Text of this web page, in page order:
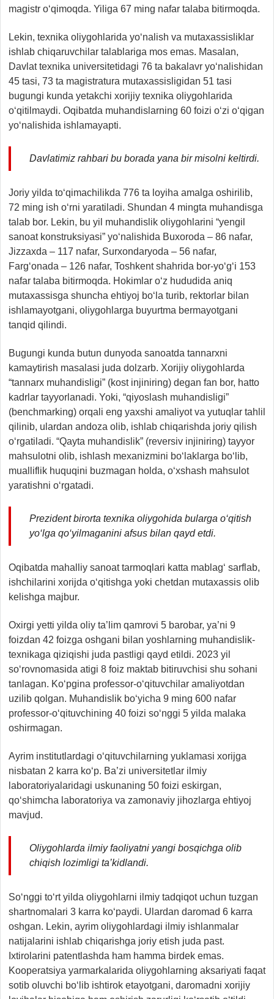
magistr o‘qimoqda. Yiliga 67 ming nafar talaba bitirmoqda.
Lekin, texnika oliygohlarida yo‘nalish va mutaxassisliklar
ishlab chiqaruvchilar talablariga mos emas. Masalan,
Davlat texnika universitetidagi 76 ta bakalavr yo‘nalishidan
45 tasi, 73 ta magistratura mutaxassisligidan 51 tasi
bugungi kunda yetakchi xorijiy texnika oliygohlarida
o‘qitilmaydi. Oqibatda muhandislarning 60 foizi o‘zi o‘qigan
yo‘nalishida ishlamayapti.
Davlatimiz rahbari bu borada yana bir misolni keltirdi.
Joriy yilda to‘qimachilikda 776 ta loyiha amalga oshirilib,
72 ming ish o‘rni yaratiladi. Shundan 4 mingta muhandisga
talab bor. Lekin, bu yil muhandislik oliygohlarini “yengil
sanoat konstruksiyasi” yo‘nalishida Buxoroda – 86 nafar,
Jizzaxda – 117 nafar, Surxondaryoda – 56 nafar,
Farg‘onada – 126 nafar, Toshkent shahrida bor-yo‘g‘i 153
nafar talaba bitirmoqda. Hokimlar o‘z hududida aniq
mutaxassisga shuncha ehtiyoj bo‘la turib, rektorlar bilan
ishlamayotgani, oliygohlarga buyurtma bermayotgani
tanqid qilindi.
Bugungi kunda butun dunyoda sanoatda tannarxni
kamaytirish masalasi juda dolzarb. Xorijiy oliygohlarda
“tannarx muhandisligi” (kost injiniring) degan fan bor, hatto
kadrlar tayyorlanadi. Yoki, “qiyoslash muhandisligi”
(benchmarking) orqali eng yaxshi amaliyot va yutuqlar tahlil
qilinib, ulardan andoza olib, ishlab chiqarishda joriy qilish
o‘rgatiladi. “Qayta muhandislik” (reversiv injiniring) tayyor
mahsulotni olib, ishlash mexanizmini bo‘laklarga bo‘lib,
mualliflik huquqini buzmagan holda, o‘xshash mahsulot
yaratishni o‘rgatadi.
Prezident birorta texnika oliygohida bularga o‘qitish
yo‘lga qo‘yilmaganini afsus bilan qayd etdi.
Oqibatda mahalliy sanoat tarmoqlari katta mablag‘ sarflab,
ishchilarini xorijda o‘qitishga yoki chetdan mutaxassis olib
kelishga majbur.
Oxirgi yetti yilda oliy ta’lim qamrovi 5 barobar, ya’ni 9
foizdan 42 foizga oshgani bilan yoshlarning muhandislik-
texnikaga qiziqishi juda pastligi qayd etildi. 2023 yil
so‘rovnomasida atigi 8 foiz maktab bitiruvchisi shu sohani
tanlagan. Ko‘pgina professor-o‘qituvchilar amaliyotdan
uzilib qolgan. Muhandislik bo‘yicha 9 ming 600 nafar
professor-o‘qituvchining 40 foizi so‘nggi 5 yilda malaka
oshirmagan.
Ayrim institutlardagi o‘qituvchilarning yuklamasi xorijga
nisbatan 2 karra ko‘p. Ba’zi universitetlar ilmiy
laboratoriyalaridagi uskunaning 50 foizi eskirgan,
qo‘shimcha laboratoriya va zamonaviy jihozlarga ehtiyoj
mavjud.
Oliygohlarda ilmiy faoliyatni yangi bosqichga olib
chiqish lozimligi ta’kidlandi.
So‘nggi to‘rt yilda oliygohlarni ilmiy tadqiqot uchun tuzgan
shartnomalari 3 karra ko‘paydi. Ulardan daromad 6 karra
oshgan. Lekin, ayrim oliygohlardagi ilmiy ishlanmalar
natijalarini ishlab chiqarishga joriy etish juda past.
Ixtirolarini patentlashda ham hamma birdek emas.
Kooperatsiya yarmarkalarida oliygohlarning aksariyati faqat
sotib oluvchi bo‘lib ishtirok etayotgani, daromadni xorijiy